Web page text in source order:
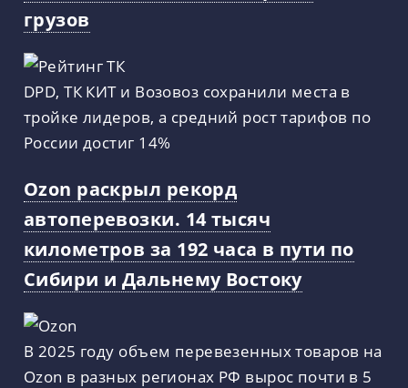
грузов
DPD, ТК КИТ и Возовоз сохранили места в
тройке лидеров, а средний рост тарифов по
России достиг 14%
Ozon раскрыл рекорд
автоперевозки. 14 тысяч
километров за 192 часа в пути по
Сибири и Дальнему Востоку
В 2025 году объем перевезенных товаров на
Ozon в разных регионах РФ вырос почти в 5